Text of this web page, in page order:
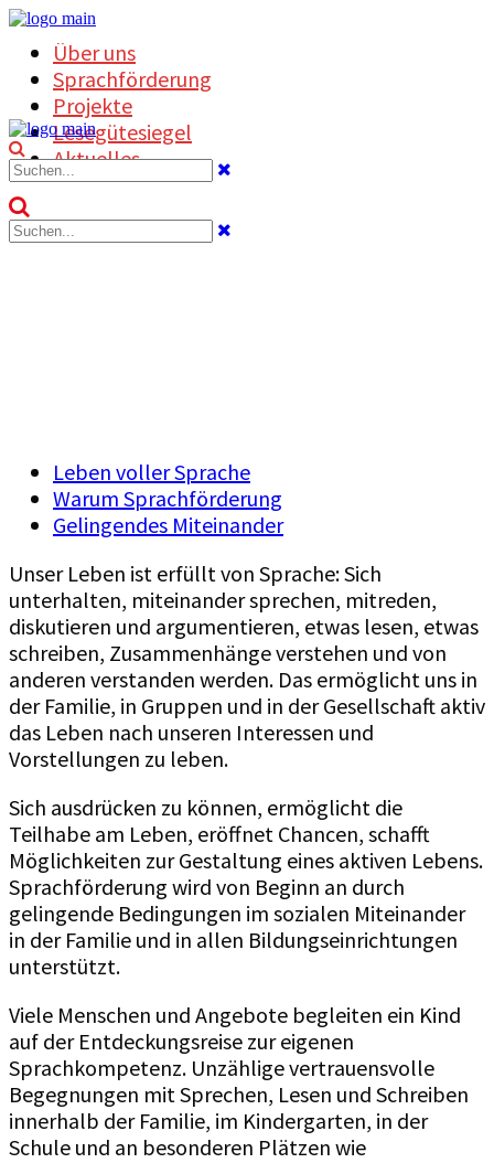
Über uns
Sprachförderung
Projekte
Lesegütesiegel
Aktuelles
Leben voller Sprache
Warum Sprachförderung
Gelingendes Miteinander
Unser Leben ist erfüllt von Sprache: Sich
unterhalten, miteinander sprechen, mitreden,
diskutieren und argumentieren, etwas lesen, etwas
schreiben, Zusammenhänge verstehen und von
anderen verstanden werden. Das ermöglicht uns in
der Familie, in Gruppen und in der Gesellschaft aktiv
das Leben nach unseren Interessen und
Vorstellungen zu leben.
Sich ausdrücken zu können, ermöglicht die
Teilhabe am Leben, eröffnet Chancen, schafft
Möglichkeiten zur Gestaltung eines aktiven Lebens.
Sprachförderung wird von Beginn an durch
gelingende Bedingungen im sozialen Miteinander
in der Familie und in allen Bildungseinrichtungen
unterstützt.
Viele Menschen und Angebote begleiten ein Kind
auf der Entdeckungsreise zur eigenen
Sprachkompetenz. Unzählige vertrauensvolle
Begegnungen mit Sprechen, Lesen und Schreiben
innerhalb der Familie, im Kindergarten, in der
Schule und an besonderen Plätzen wie